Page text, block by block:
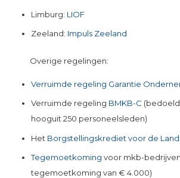
Limburg: LIOF
Zeeland: Impuls Zeeland
Overige regelingen:
Verruimde regeling Garantie
Verruimde regeling BMKB-C
hooguit 250 personeelsleden)
Het Borgstellingskrediet voor de
Tegemoetkoming voor mkb-
tegemoetkoming van € 4.000)